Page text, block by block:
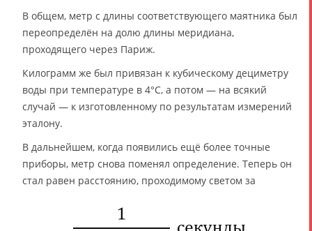
В общем, метр с длины соответствующего маятника был
переопределён на долю длины меридиана,
проходящего через Париж.
Килограмм же был привязан к кубическому дециметру
воды при температуре в 4°C, а потом — на всякий
случай — к изготовленному по результатам измерений
эталону.
В дальнейшем, когда появились ещё более точные
приборы, метр снова поменял определение. Теперь он
стал равен расстоянию, проходимому светом за